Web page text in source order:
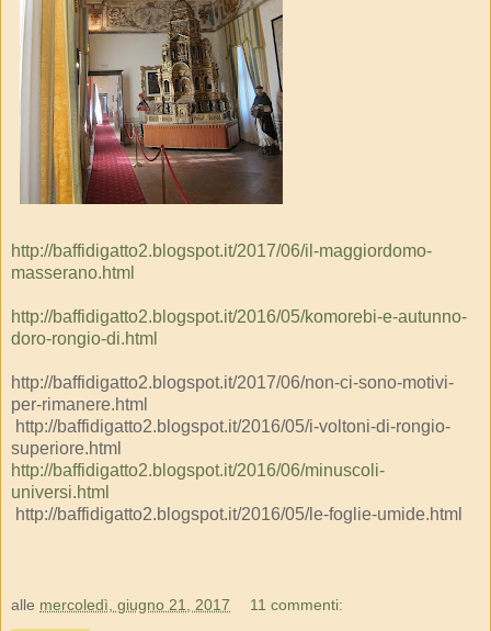
http://baffidigatto2.blogspot.it/2017/06/il-maggiordomo-
masserano.html
http://baffidigatto2.blogspot.it/2016/05/komorebi-e-autunno-
doro-rongio-di.html
http://baffidigatto2.blogspot.it/2017/06/non-ci-sono-motivi-
per-rimanere.html
http://baffidigatto2.blogspot.it/2016/05/i-voltoni-di-rongio-
superiore.html
http://baffidigatto2.blogspot.it/2016/06/minuscoli-
universi.html
http://baffidigatto2.blogspot.it/2016/05/le-foglie-umide.html
alle mercoledì, giugno 21, 2017 11 commenti: